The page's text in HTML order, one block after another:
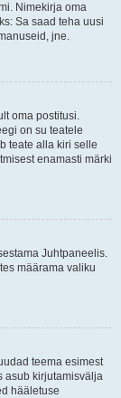
Nimekirja oma
Sa saad teha uusi
jne.
oma postitusi.
on su teatele
teate alla kiri selle
enamasti märki
Juhtpaneelis.
määrama valiku
teema esimest
asub kirjutamisvälja
hääletuse